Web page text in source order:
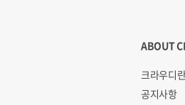
ABOUT
크라우디
공지사항